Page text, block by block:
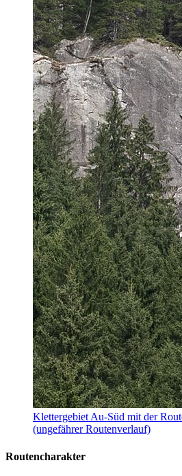
Klettergebiet Au-Süd mit der
(ungefährer Routenverlauf)
Routencharakter